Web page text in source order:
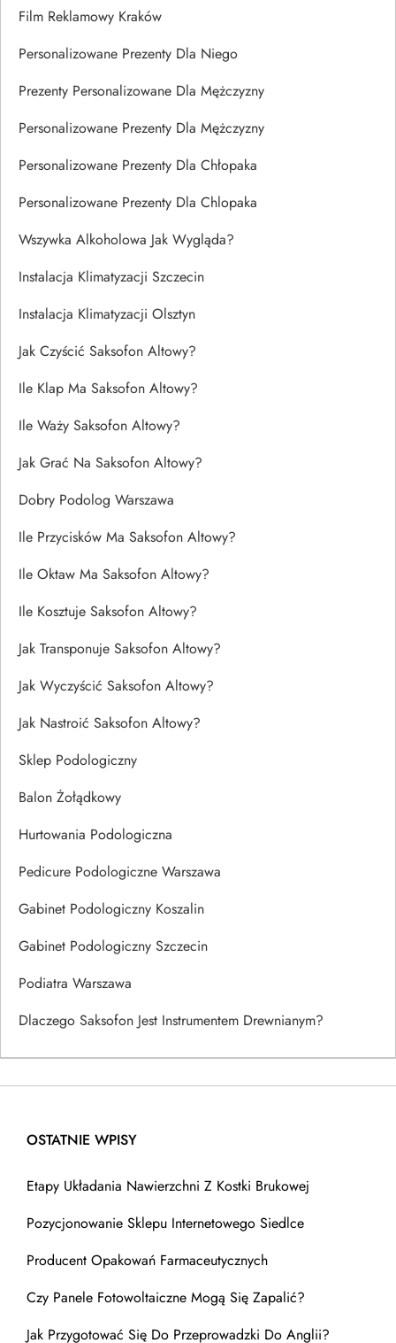
Film Reklamowy Kraków
Personalizowane Prezenty Dla Niego
Prezenty Personalizowane Dla Mężczyzny
Personalizowane Prezenty Dla Mężczyzny
Personalizowane Prezenty Dla Chłopaka
Personalizowane Prezenty Dla Chlopaka
Wszywka Alkoholowa Jak Wygląda?
Instalacja Klimatyzacji Szczecin
Instalacja Klimatyzacji Olsztyn
Jak Czyścić Saksofon Altowy?
Ile Klap Ma Saksofon Altowy?
Ile Waży Saksofon Altowy?
Jak Grać Na Saksofon Altowy?
Dobry Podolog Warszawa
Ile Przycisków Ma Saksofon Altowy?
Ile Oktaw Ma Saksofon Altowy?
Ile Kosztuje Saksofon Altowy?
Jak Transponuje Saksofon Altowy?
Jak Wyczyścić Saksofon Altowy?
Jak Nastroić Saksofon Altowy?
Sklep Podologiczny
Balon Żołądkowy
Hurtowania Podologiczna
Pedicure Podologiczne Warszawa
Gabinet Podologiczny Koszalin
Gabinet Podologiczny Szczecin
Podiatra Warszawa
Dlaczego Saksofon Jest Instrumentem Drewnianym?
OSTATNIE WPISY
Etapy Układania Nawierzchni Z Kostki Brukowej
Pozycjonowanie Sklepu Internetowego Siedlce
Producent Opakowań Farmaceutycznych
Czy Panele Fotowoltaiczne Mogą Się Zapalić?
Jak Przygotować Się Do Przeprowadzki Do Anglii?